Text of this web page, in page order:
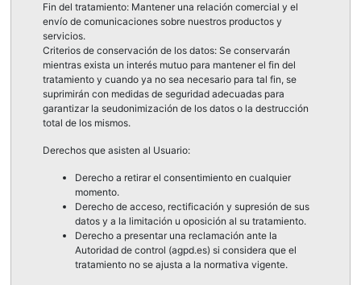
Fin del tratamiento: Mantener una relación comercial y el
envío de comunicaciones sobre nuestros productos y
servicios.
Criterios de conservación de los datos: Se conservarán
mientras exista un interés mutuo para mantener el fin del
tratamiento y cuando ya no sea necesario para tal fin, se
suprimirán con medidas de seguridad adecuadas para
garantizar la seudonimización de los datos o la destrucción
total de los mismos.
Derechos que asisten al Usuario:
Derecho a retirar el consentimiento en cualquier
momento.
Derecho de acceso, rectificación y supresión de sus
datos y a la limitación u oposición al su tratamiento.
Derecho a presentar una reclamación ante la
Autoridad de control (agpd.es) si considera que el
tratamiento no se ajusta a la normativa vigente.